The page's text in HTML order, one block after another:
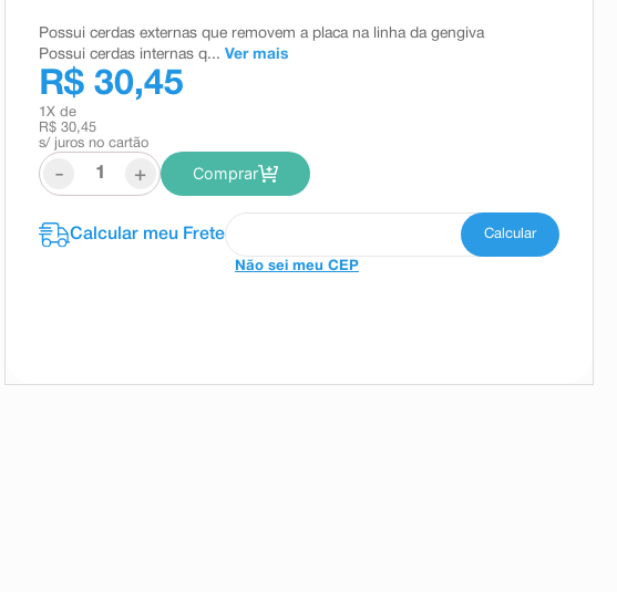
Possui cerdas externas que removem a placa na linha da gengiva
Possui cerdas internas q... Ver mais
R$ 30,45
1 X de
R$ 30,45
s/ juros no cartão
- + Comprar
Não sei meu CEP